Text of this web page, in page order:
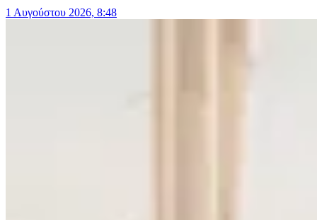
1 Αυγούστου 2026, 8:48